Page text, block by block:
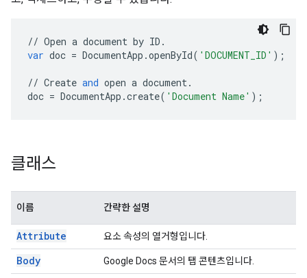
// Open a document by ID .
var doc = DocumentApp .openById( 'DOCUMENT_ID' );
// Create and open a document.
doc = DocumentApp .create( 'Document Name' );
클래스
이름 간략한 설명
Attribute 요소 속성의 열거형입니다.
Body Google Docs 문서의 탭 콘텐츠입니다.